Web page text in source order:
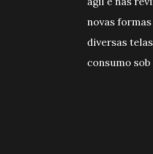
novas
diversas
consumo